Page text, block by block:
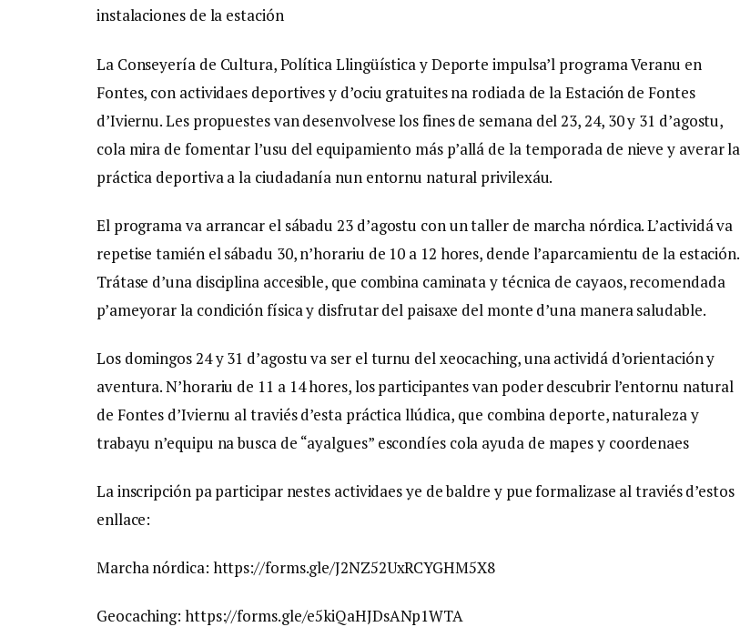
instalaciones de la estación
La Conseyería de Cultura, Política Llingüística y Deporte impulsa’l programa Veranu en
Fontes, con actividaes deportives y d’ociu gratuites na rodiada de la Estación de Fontes
d’Iviernu. Les propuestes van desenvolvese los fines de semana del 23, 24, 30 y 31 d’agostu,
cola mira de fomentar l’usu del equipamiento más p’allá de la temporada de nieve y averar la
práctica deportiva a la ciudadanía nun entornu natural privilexáu.
El programa va arrancar el sábadu 23 d’agostu con un taller de marcha nórdica. L’actividá va
repetise tamién el sábadu 30, n’horariu de 10 a 12 hores, dende l’aparcamientu de la estación.
Trátase d’una disciplina accesible, que combina caminata y técnica de cayaos, recomendada
p’ameyorar la condición física y disfrutar del paisaxe del monte d’una manera saludable.
Los domingos 24 y 31 d’agostu va ser el turnu del xeocaching, una actividá d’orientación y
aventura. N’horariu de 11 a 14 hores, los participantes van poder descubrir l’entornu natural
de Fontes d’Iviernu al traviés d’esta práctica llúdica, que combina deporte, naturaleza y
trabayu n’equipu na busca de “ayalgues” escondíes cola ayuda de mapes y coordenaes
La inscripción pa participar nestes actividaes ye de baldre y pue formalizase al traviés d’estos
enllace:
Marcha nórdica: https://forms.gle/J2NZ52UxRCYGHM5X8
Geocaching: https://forms.gle/e5kiQaHJDsANp1WTA